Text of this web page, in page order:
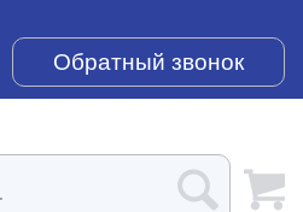
Обратный звонок